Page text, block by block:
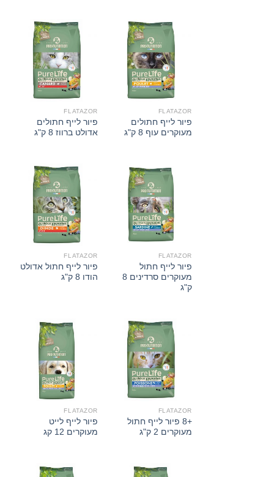
FLATAZOR
פיור לייף חתולים
מעוקרים עוף 8 ק"ג
FLATAZOR
פיור לייף חתולים
אדולט ברווז 8 ק"ג
FLATAZOR
פיור לייף חתול
מעוקרים סרדינים 8
ק"ג
FLATAZOR
פיור לייף חתול אדולט
הודו 8 ק"ג
FLATAZOR
+8 פיור לייף חתול
מעוקרים 2 ק"ג
FLATAZOR
פיור לייף לייט
מעוקרים 12 קג